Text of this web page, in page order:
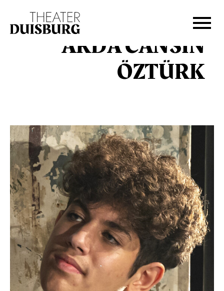
Zur Hauptnavigation springen
Zum Footer springenARDA CANSIN
ÖZTÜRK